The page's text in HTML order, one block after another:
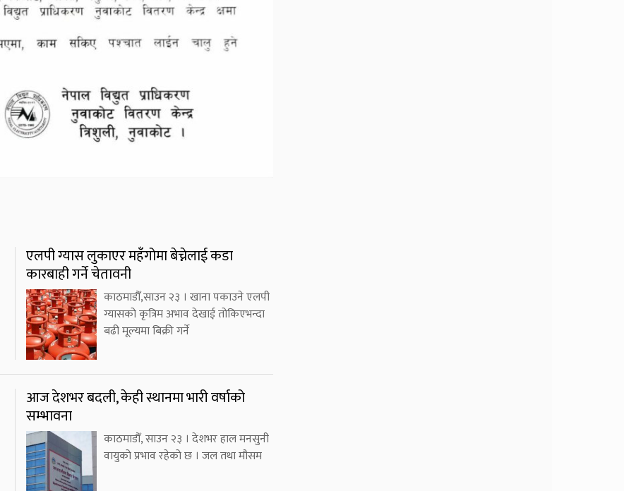
एलपी ग्यास लुकाएर महँगोमा बेच्नेलाई कडा
कारबाही गर्ने चेतावनी
काठमाडौँ,साउन २३ । खाना पकाउने एलपी
ग्यासको कृत्रिम अभाव देखाई तोकिएभन्दा
बढी मूल्यमा बिक्री गर्ने
आज देशभर बदली, केही स्थानमा भारी वर्षाको
सम्भावना
काठमाडौँ, साउन २३ । देशभर हाल मनसुनी
वायुको प्रभाव रहेको छ । जल तथा मौसम